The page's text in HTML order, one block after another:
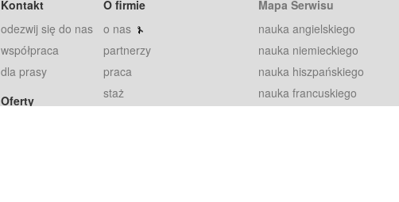
Kontakt
odezwij się do nas
współpraca
dla prasy
Oferty
O firmie
o nas
partnerzy
praca
staż
Mapa Serwisu
nauka angielskiego
nauka niemieckiego
nauka hiszpańskiego
nauka francuskiego